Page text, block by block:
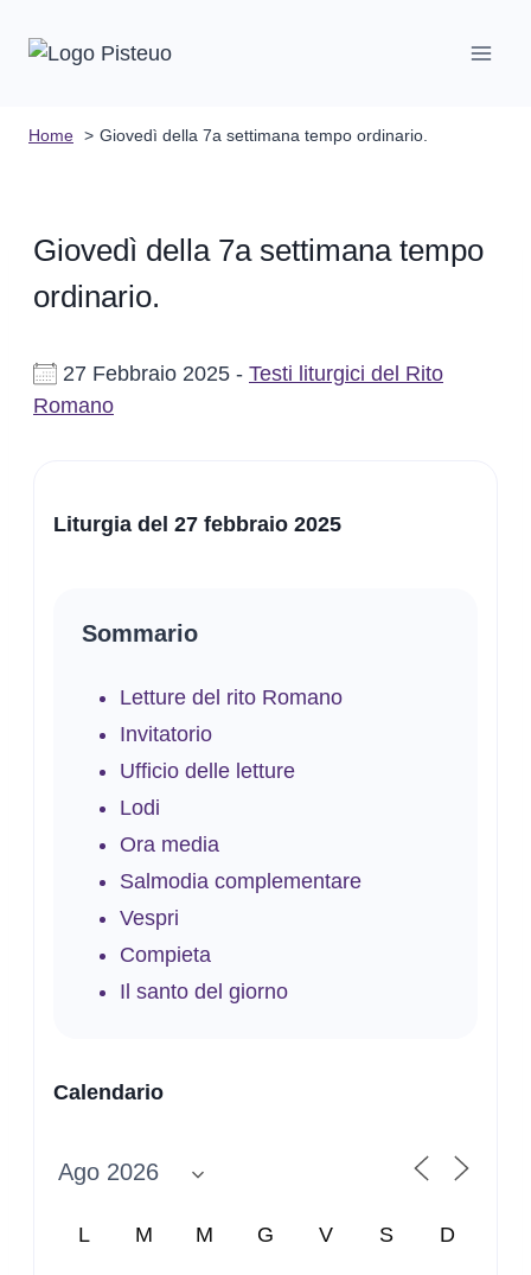
Home Giovedì della 7a settimana tempo ordinario.
Giovedì della 7a settimana tempo
ordinario.
27 Febbraio 2025 - Testi liturgici del Rito
Romano
Liturgia del 27 febbraio 2025
Sommario
Letture del rito Romano
Invitatorio
Ufficio delle letture
Lodi
Ora media
Salmodia complementare
Vespri
Compieta
Il santo del giorno
Calendario
L M M G V S D